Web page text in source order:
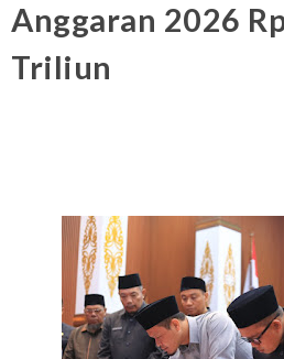
Anggaran 2026
Triliun